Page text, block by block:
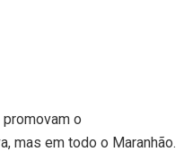
o
mas em todo o Maranhão.